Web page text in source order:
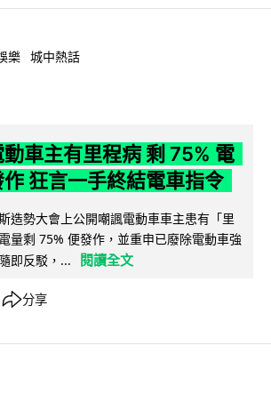
樂 城中熱話
車主有里程病 剩 75% 電
狂言一手終結電車指令
造勢大會上公開嘲諷電動車車主患有「里
量剩 75% 便發作，並重申已廢除電動車強
即反駁，...
閱讀全文
分享